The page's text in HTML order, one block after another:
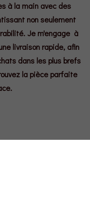
à la main avec des
non seulement
Je m'engage à
livraison rapide, afin
dans les plus brefs
la pièce parfaite